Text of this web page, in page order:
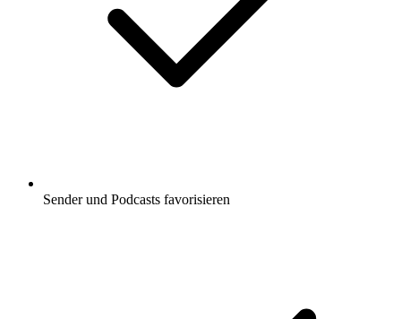
Sender und Podcasts favorisieren